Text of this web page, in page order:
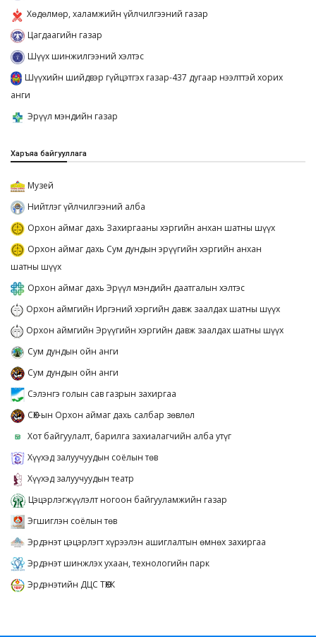
Хөдөлмөр, халамжийн үйлчилгээний газар
Цагдаагийн газар
Шүүх шинжилгээний хэлтэс
Шүүхийн шийдвэр гүйцэтгэх газар-437 дугаар нээлттэй хорих
анги
Эрүүл мэндийн газар
Харъяа байгууллага
Музей
Нийтлэг үйлчилгээний алба
Орхон аймаг дахь Захиргааны хэргийн анхан шатны шүүх
Орхон аймаг дахь Сум дундын эрүүгийн хэргийн анхан
шатны шүүх
Орхон аймаг дахь Эрүүл мэндийн даатгалын хэлтэс
Орхон аймгийн Иргэний хэргийн давж заалдах шатны шүүх
Орхон аймгийн Эрүүгийн хэргийн давж заалдах шатны шүүх
Сум дундын ойн анги
Сум дундын ойн анги
Сэлэнгэ голын сав газрын захиргаа
СӨХ-ын Орхон аймаг дахь салбар зөвлөл
Хот байгуулалт, барилга захиалагчийн алба утүг
Хүүхэд залуучуудын соёлын төв
Хүүхэд залуучуудын театр
Цэцэрлэгжүүлэлт ногоон байгууламжийн газар
Эгшиглэн соёлын төв
Эрдэнэт цэцэрлэгт хүрээлэн ашиглалтын өмнөх захиргаа
Эрдэнэт шинжлэх ухаан, технологийн парк
Эрдэнэтийн ДЦС ТӨХК